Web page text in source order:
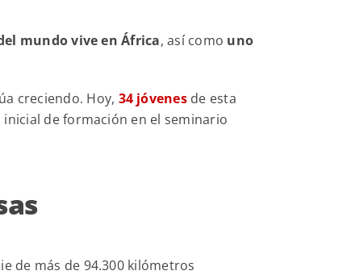
mundo vive en África, así como uno
creciendo. Hoy, 34 jóvenes de esta
inicial de formación en el seminario
de más de 94.300 kilómetros